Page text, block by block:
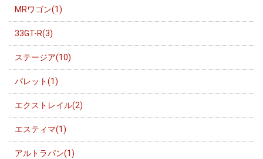
MRワゴン(1)
33GT-R(3)
ステージア(10)
パレット(1)
エクストレイル(2)
エスティマ(1)
アルトラパン(1)